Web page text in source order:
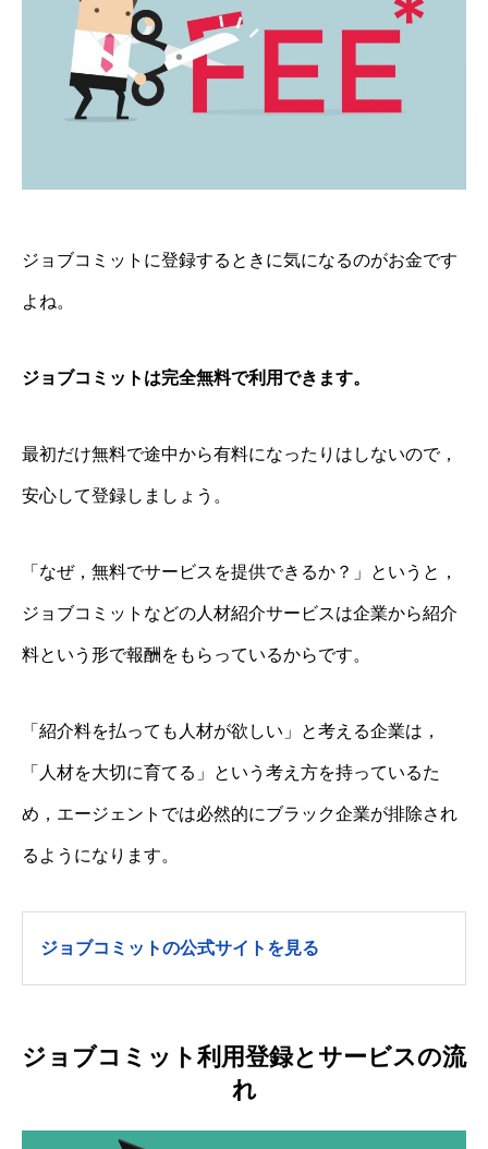
ジョブコミットに登録するときに気になるのがお金です
よね。
ジョブコミットは完全無料で利用できます。
最初だけ無料で途中から有料になったりはしないので，
安心して登録しましょう。
「なぜ，無料でサービスを提供できるか？」というと，
ジョブコミットなどの人材紹介サービスは企業から紹介
料という形で報酬をもらっているからです。
「紹介料を払っても人材が欲しい」と考える企業は，
「人材を大切に育てる」という考え方を持っているた
め，エージェントでは必然的にブラック企業が排除され
るようになります。
ジョブコミットの公式サイトを見る
ジョブコミット利用登録とサービスの流
れ